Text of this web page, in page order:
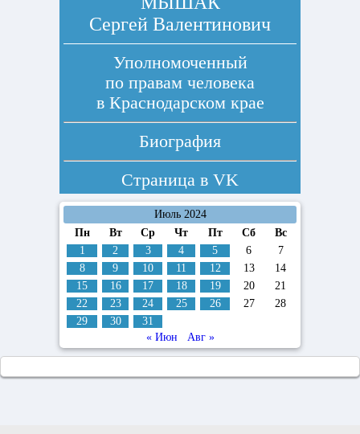
Сергей Валентинович
Уполномоченный
по правам человека
в Краснодарском крае
Биография
Страница в VK
Июль 2024
Пн
Вт Ср Чт Пт Сб
Вс
1
2 3 4 5 6
7
8
9 10 11 12 13
14
15
16 17 18 19 20
21
22
23 24 25 26 27
28
29
30
31
« Июн
Авг »